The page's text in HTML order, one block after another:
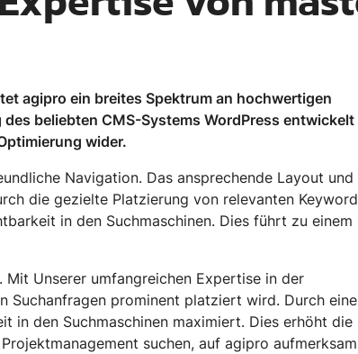
agipro ein breites Spektrum an hochwertigen
beliebten CMS-Systems WordPress
wider.
Navigation. Das ansprechende Layout und
die gezielte Platzierung von relevanten
in den Suchmaschinen. Dies führt zu einem
Unserer umfangreichen Expertise in der
Suchanfragen prominent platziert wird. Durch
in den Suchmaschinen maximiert. Dies erhöht die
suchen, auf agipro